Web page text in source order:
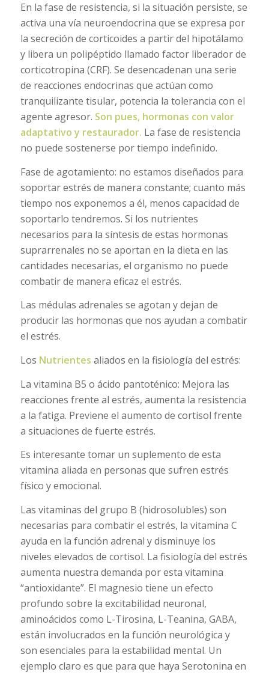
En la fase de resistencia, si la situación persiste, se
activa una vía neuroendocrina que se expresa por
la secreción de corticoides a partir del hipotálamo
y libera un polipéptido llamado factor liberador de
corticotropina (CRF). Se desencadenan una serie
de reacciones endocrinas que actúan como
tranquilizante tisular, potencia la tolerancia con el
agente agresor. Son pues, hormonas con valor
adaptativo y restaurador. La fase de resistencia
no puede sostenerse por tiempo indefinido.
Fase de agotamiento: no estamos diseñados para
soportar estrés de manera constante; cuanto más
tiempo nos exponemos a él, menos capacidad de
soportarlo tendremos. Si los nutrientes
necesarios para la síntesis de estas hormonas
suprarrenales no se aportan en la dieta en las
cantidades necesarias, el organismo no puede
combatir de manera eficaz el estrés.
Las médulas adrenales se agotan y dejan de
producir las hormonas que nos ayudan a combatir
el estrés.
Los Nutrientes aliados en la fisiología del estrés:
La vitamina B5 o ácido pantoténico: Mejora las
reacciones frente al estrés, aumenta la resistencia
a la fatiga. Previene el aumento de cortisol frente
a situaciones de fuerte estrés.
Es interesante tomar un suplemento de esta
vitamina aliada en personas que sufren estrés
físico y emocional.
Las vitaminas del grupo B (hidrosolubles) son
necesarias para combatir el estrés, la vitamina C
ayuda en la función adrenal y disminuye los
niveles elevados de cortisol. La fisiología del estrés
aumenta nuestra demanda por esta vitamina
“antioxidante”. El magnesio tiene un efecto
profundo sobre la excitabilidad neuronal,
aminoácidos como L-Tirosina, L-Teanina, GABA,
están involucrados en la función neurológica y
son esenciales para la estabilidad mental. Un
ejemplo claro es que para que haya Serotonina en